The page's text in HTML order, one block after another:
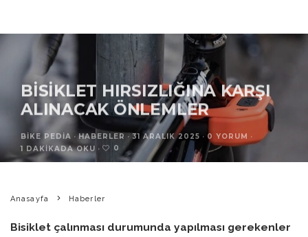
BISIKLET HIRSIZLIĞINA KARŞI
ALINACAK ÖNLEMLER
BIKE PEDIA HABERLER · 31 ARALIK 2025 0 YORUM
1 DAKIKADA OKU
0
Anasayfa Haberler
Bisiklet çalınması durumunda yapılması gerekenler